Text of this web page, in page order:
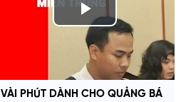
P
l
a
VÀI PHÚT DÀNH CHO QUẢNG BÁ